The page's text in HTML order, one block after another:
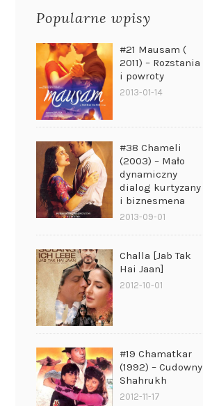
Popularne wpisy
#21 Mausam (
2011) – Rozstania
i powroty
2013-01-14
#38 Chameli
(2003) – Mało
dynamiczny
dialog kurtyzany
i biznesmena
2013-09-01
Challa [Jab Tak
Hai Jaan]
2012-10-01
#19 Chamatkar
(1992) – Cudowny
Shahrukh
2012-11-17